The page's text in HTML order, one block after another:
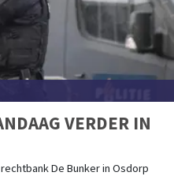
VERDER IN
De Bunker in Osdorp